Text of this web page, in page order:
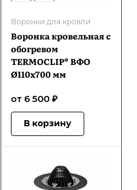
Воронки для кровли
Воронка кровельная с
обогревом
TERMOCLIP® ВФО
Ø110х700 мм
от 6 500 ₽
В корзину